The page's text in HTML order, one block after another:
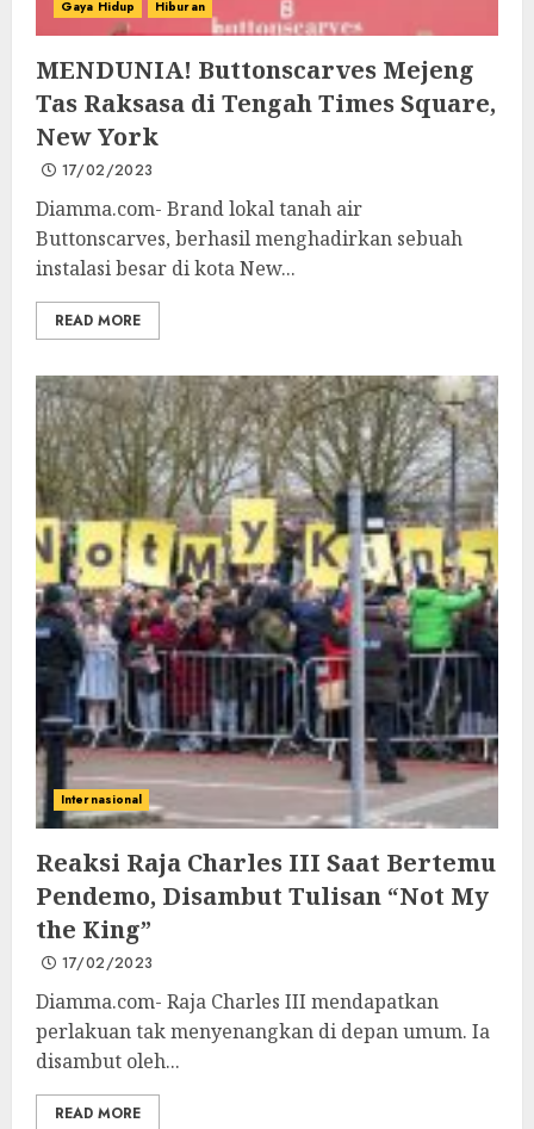
Gaya Hidup Hiburan
MENDUNIA! Buttonscarves Mejeng
Tas Raksasa di Tengah Times Square,
New York
17/02/2023
Diamma.com- Brand lokal tanah air
Buttonscarves, berhasil menghadirkan sebuah
instalasi besar di kota New...
READ MORE
Internasional
Reaksi Raja Charles III Saat Bertemu
Pendemo, Disambut Tulisan “Not My
the King”
17/02/2023
Diamma.com- Raja Charles III mendapatkan
perlakuan tak menyenangkan di depan umum. Ia
disambut oleh...
READ MORE